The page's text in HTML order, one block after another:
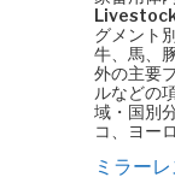
グメント
牛、馬、
外の主要
ルなどの
域・国別
コ、ヨー
ミラー